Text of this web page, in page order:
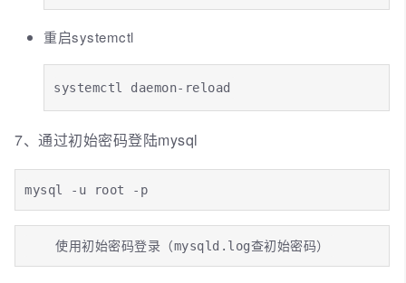
重启systemctl
systemctl daemon-reload
7、通过初始密码登陆mysql
mysql -u root -p
    使用初始密码登录（mysqld.log查初始密码）